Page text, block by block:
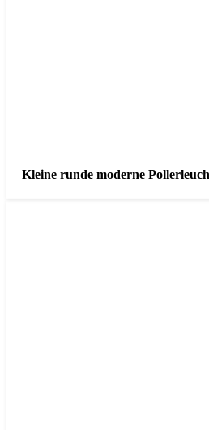
Kleine runde moderne